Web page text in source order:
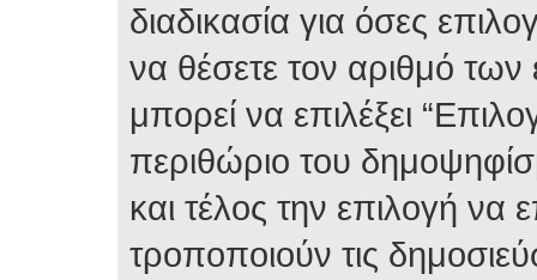
διαδικασία για όσες
να θέσετε τον αριθμό
μπορεί να επιλέξει
περιθώριο του
και τέλος την επιλογή να
τροποποιούν τις